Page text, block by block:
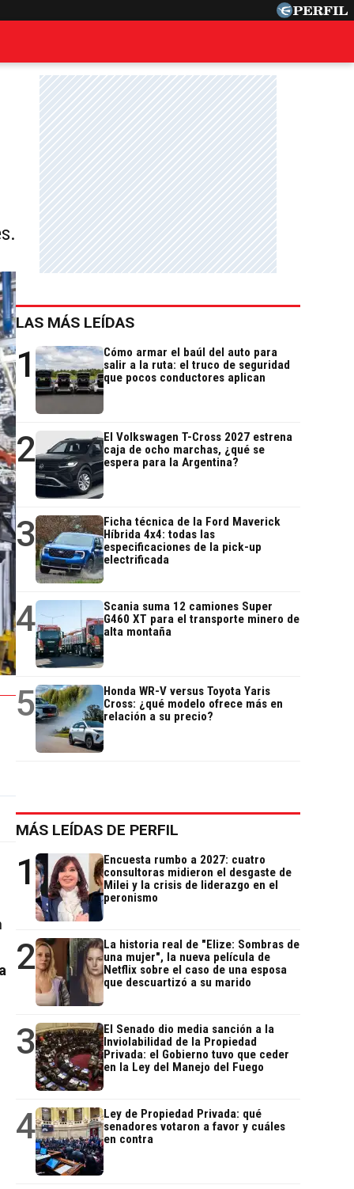
LAS MÁS LEÍDAS
1
Cómo armar el baúl del auto para
salir a la ruta: el truco de seguridad
que pocos conductores aplican
2
El Volkswagen T-Cross 2027 estrena
caja de ocho marchas, ¿qué se
espera para la Argentina?
3
Ficha técnica de la Ford Maverick
Híbrida 4x4: todas las
especificaciones de la pick-up
electrificada
4
Scania suma 12 camiones Super
G460 XT para el transporte minero de
alta montaña
5
Honda WR-V versus Toyota Yaris
Cross: ¿qué modelo ofrece más en
relación a su precio?
MÁS LEÍDAS DE PERFIL
1
Encuesta rumbo a 2027: cuatro
consultoras midieron el desgaste de
Milei y la crisis de liderazgo en el
peronismo
2
La historia real de "Elize: Sombras de
una mujer", la nueva película de
Netflix sobre el caso de una esposa
que descuartizó a su marido
3
El Senado dio media sanción a la
Inviolabilidad de la Propiedad
Privada: el Gobierno tuvo que ceder
en la Ley del Manejo del Fuego
4
Ley de Propiedad Privada: qué
senadores votaron a favor y cuáles
en contra